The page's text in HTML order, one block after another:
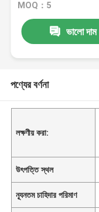
MOQ：5
ভালো দাম
পণ্যের বর্ণনা
লক্ষণীয় করা:
উৎপত্তি স্থল
ন্যূনতম চাহিদার পরিমাণ